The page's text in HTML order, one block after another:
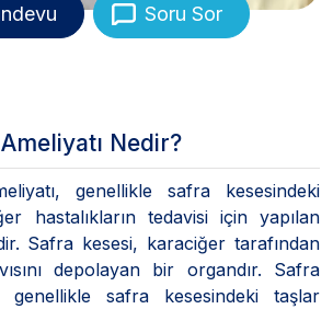
Soru Sor
Nedir?
genellikle safra kesesindeki
hastalıkların tedavisi için yapılan
Safra kesesi, karaciğer tarafından
depolayan bir organdır. Safra
genellikle safra kesesindeki taşlar